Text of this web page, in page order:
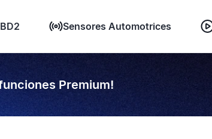
Sensores Automotrices
Premium!